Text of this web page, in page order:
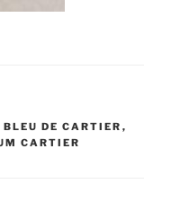
DE CARTIER ,
CARTIER